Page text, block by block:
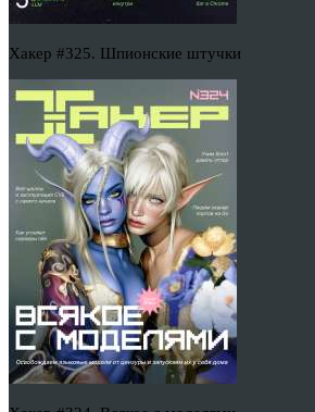
Хакер #325. Шпионские штучки